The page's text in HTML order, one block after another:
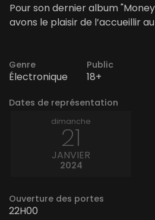
Pour son dernier album
avons le plaisir de l’accueillir
Genre
Électronique
Public
18+
Dates de représentation
dimanche
21
JANVIER
2024
Ouverture des portes
22H00